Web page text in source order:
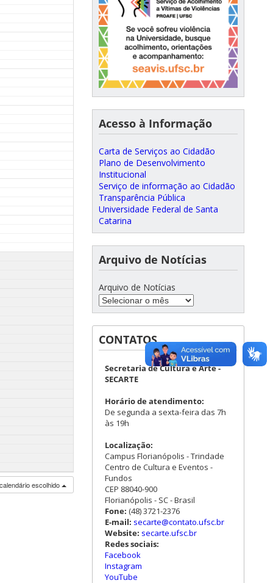
escolhido
Acesso à Informação
Carta de Serviços ao Cidadão
Plano de Desenvolvimento
Institucional
Serviço de informação ao Cidadão
Transparência Pública
Universidade Federal de Santa
Catarina
Arquivo de Notícias
Arquivo de Notícias
CONTATOS
Secretaria de Cultura e Arte -
SECARTE
Horário de atendimento:
De segunda a sexta-feira das 7h
às 19h
Localização:
Campus Florianópolis - Trindade
Centro de Cultura e Eventos -
Fundos
CEP 88040-900
Florianópolis - SC - Brasil
Fone: (48) 3721-2376
E-mail: secarte@contato.ufsc.br
Website: secarte.ufsc.br
Redes sociais:
Facebook
Instagram
YouTube